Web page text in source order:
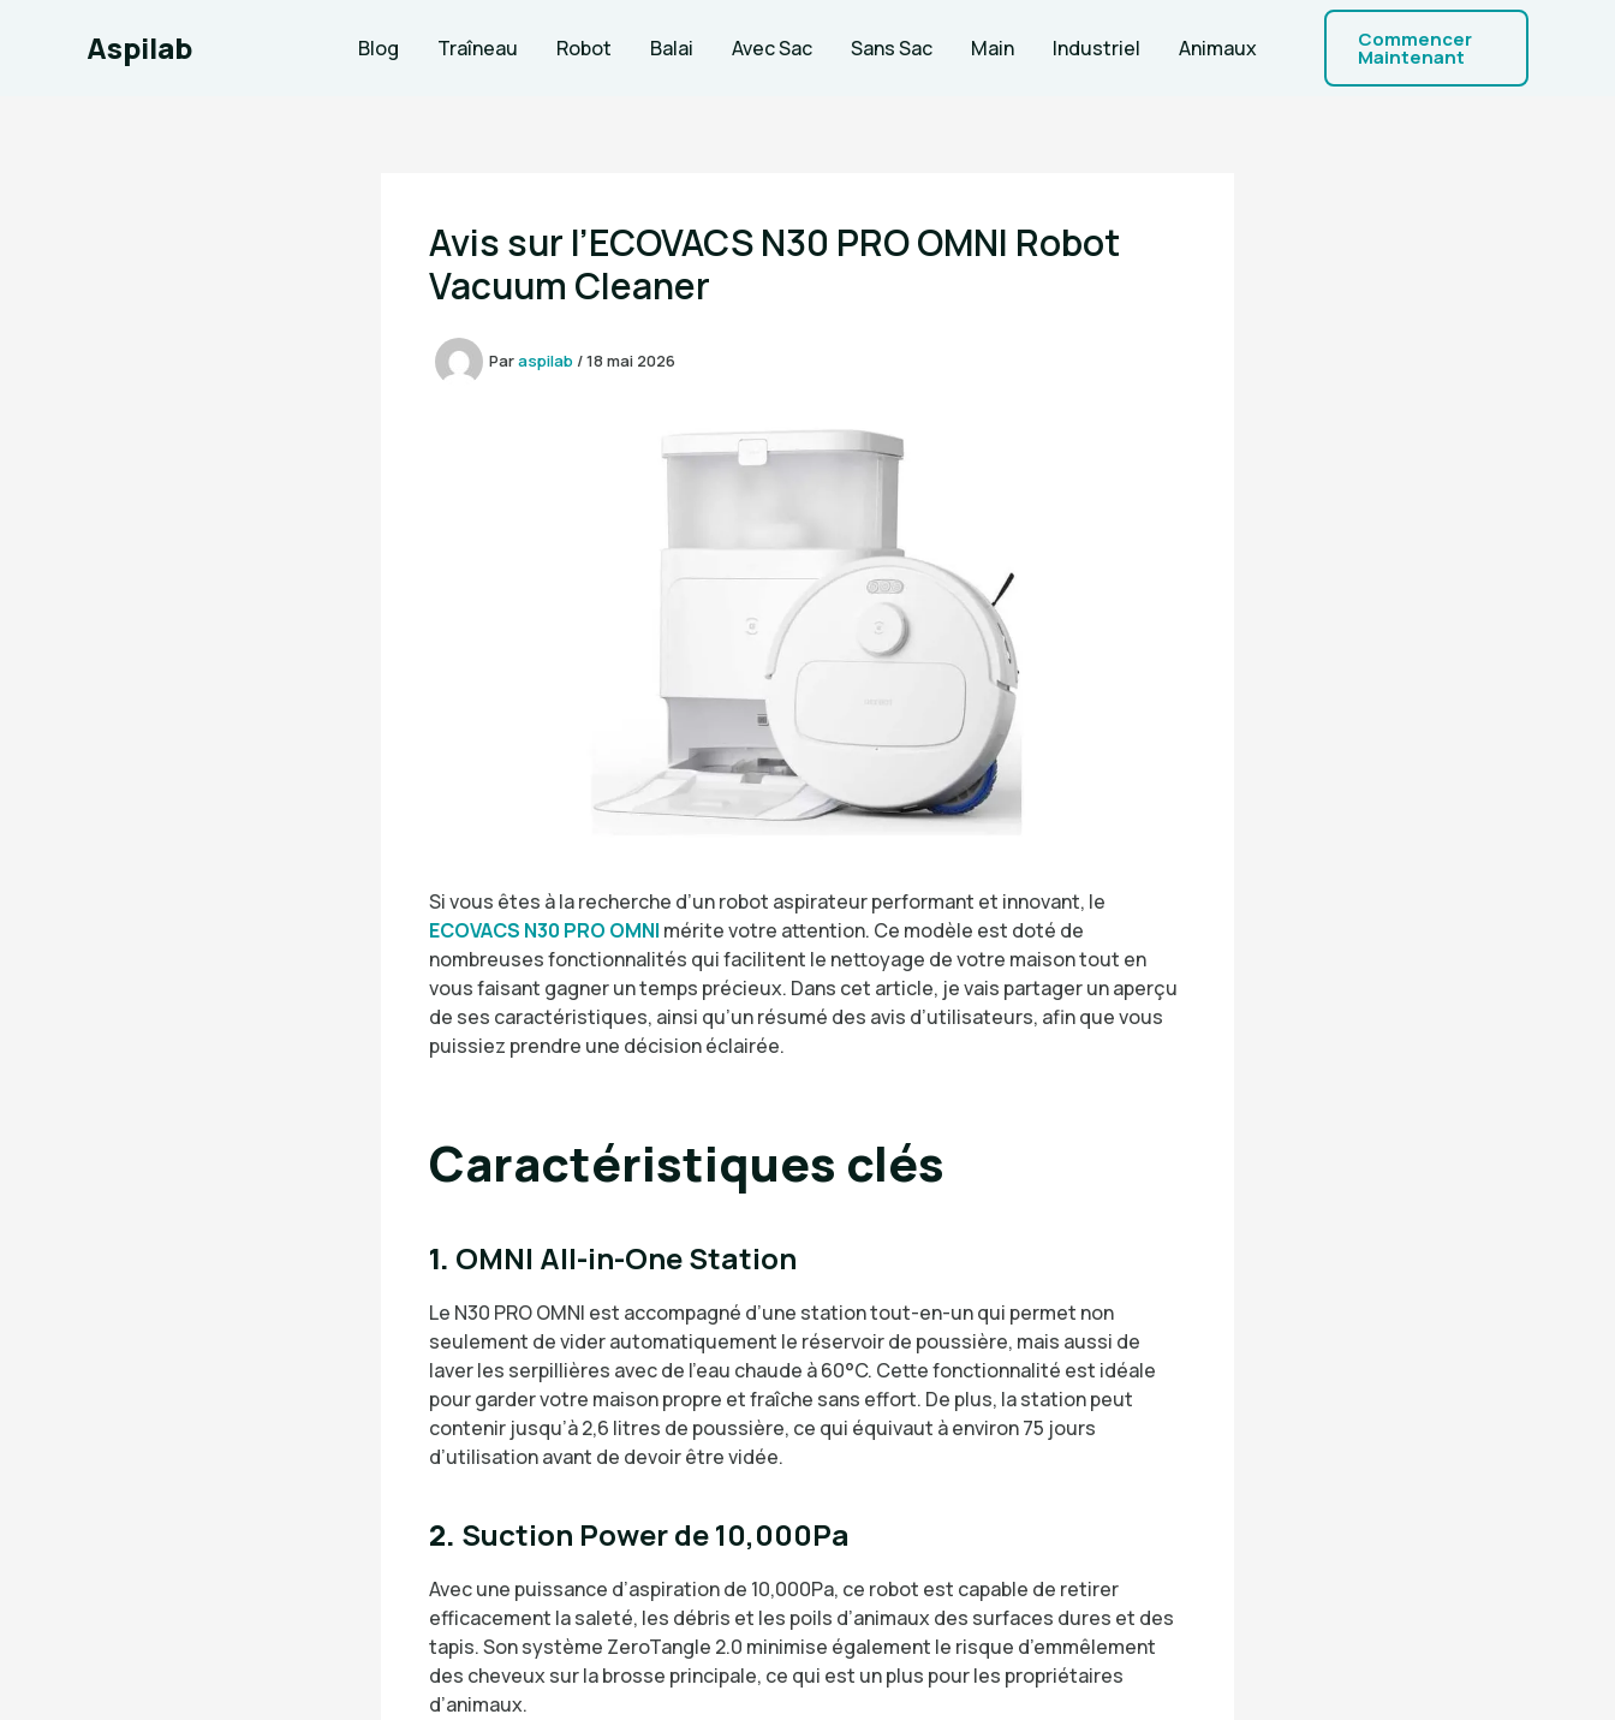
Aspilab Blog Traîneau Robot Balai Avec Sac Sans Sac Main Industriel Animaux Commencer
Maintenant
Avis sur l’ECOVACS N30 PRO OMNI Robot
Vacuum Cleaner
Paraspilab /18 mai 2026
Si vous êtes à la recherche d’un robot aspirateur performant et innovant, le
ECOVACS N30 PRO OMNI mérite votre attention. Ce modèle est doté de
nombreuses fonctionnalités qui facilitent le nettoyage de votre maison tout en
vous faisant gagner un temps précieux. Dans cet article, je vais partager un aperçu
de ses caractéristiques, ainsi qu’un résumé des avis d’utilisateurs, afin que vous
puissiez prendre une décision éclairée.
Caractéristiques clés
1. OMNI All-in-One Station
Le N30 PRO OMNI est accompagné d’une station tout-en-un qui permet non
seulement de vider automatiquement le réservoir de poussière, mais aussi de
laver les serpillières avec de l’eau chaude à 60°C. Cette fonctionnalité est idéale
pour garder votre maison propre et fraîche sans effort. De plus, la station peut
contenir jusqu’à 2,6 litres de poussière, ce qui équivaut à environ 75 jours
d’utilisation avant de devoir être vidée.
2. Suction Power de 10,000Pa
Avec une puissance d’aspiration de 10,000Pa, ce robot est capable de retirer
efficacement la saleté, les débris et les poils d’animaux des surfaces dures et des
tapis. Son système ZeroTangle 2.0 minimise également le risque d’emmêlement
des cheveux sur la brosse principale, ce qui est un plus pour les propriétaires
d’animaux.